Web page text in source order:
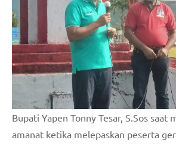
Bupati Yapen Tonny Tesar, S.Sos saat
amanat ketika melepaskan peserta